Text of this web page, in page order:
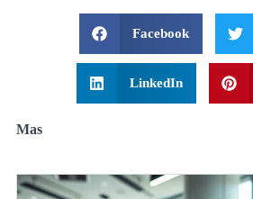
Facebook
LinkedIn
Mas